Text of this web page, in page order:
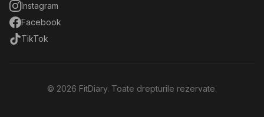
Instagram
Facebook
TikTok
© 2026 FitDiary. Toate drepturile rezervate.